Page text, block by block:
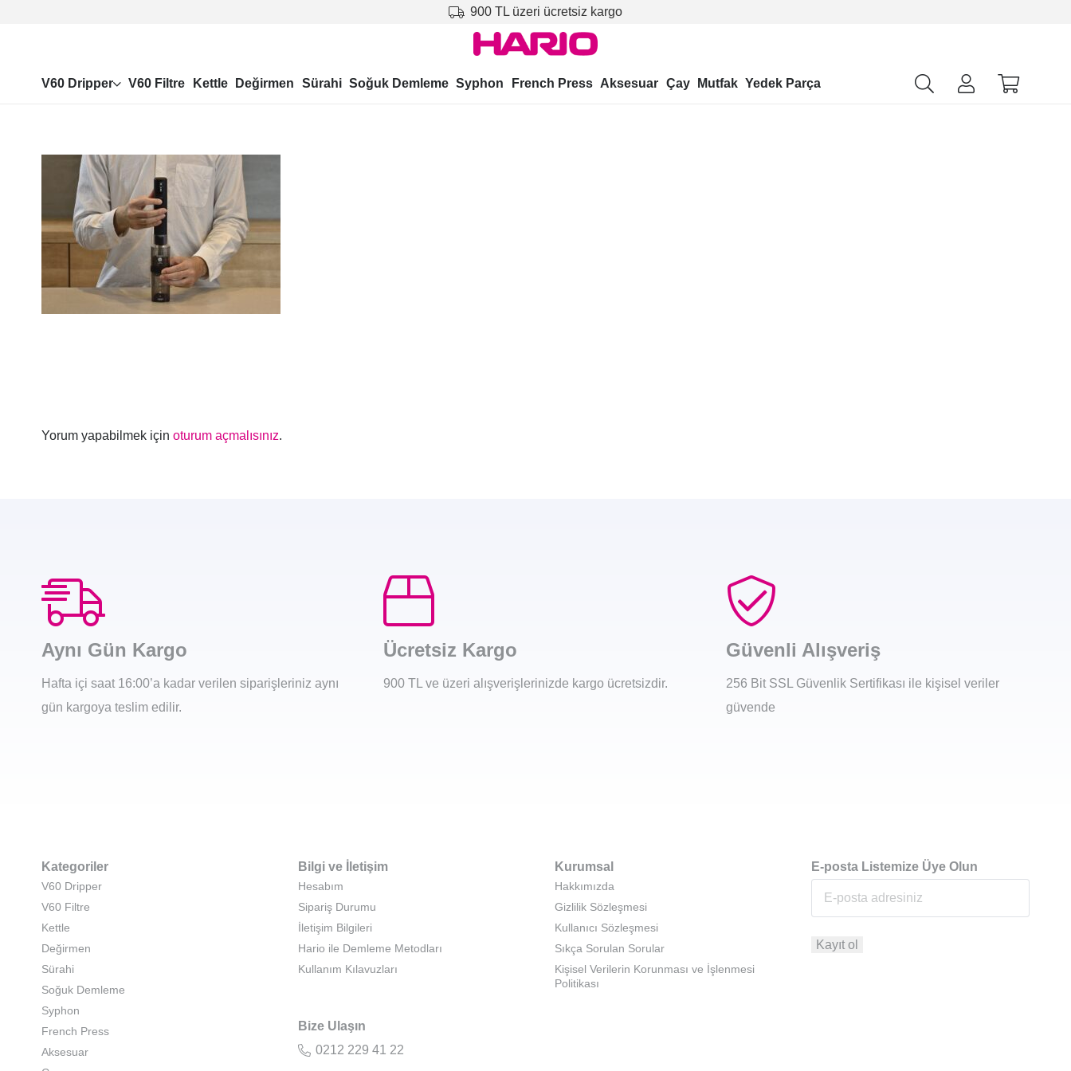
900 TL üzeri ücretsiz kargo
V60 Dripper V60 Filtre Kettle Değirmen Sürahi Soğuk Demleme Syphon French Press Aksesuar Çay Mutfak Yedek Parça
Yorum yapabilmek için oturum açmalısınız.
Aynı Gün Kargo
Hafta içi saat 16:00’a kadar verilen siparişleriniz aynı
gün kargoya teslim edilir.
Ücretsiz Kargo
900 TL ve üzeri alışverişlerinizde kargo ücretsizdir.
Güvenli Alışveriş
256 Bit SSL Güvenlik Sertifikası ile kişisel veriler
güvende
Kategoriler
V60 Dripper
V60 Filtre
Kettle
Değirmen
Sürahi
Soğuk Demleme
Syphon
French Press
Aksesuar
Bilgi ve İletişim
Hesabım
Sipariş Durumu
İletişim Bilgileri
Hario ile Demleme Metodları
Kullanım Kılavuzları
Bize Ulaşın
0212 229 41 22
Kurumsal
Hakkımızda
Gizlilik Sözleşmesi
Kullanıcı Sözleşmesi
Sıkça Sorulan Sorular
Kişisel Verilerin Korunması ve İşlenmesi
Politikası
E-posta Listemize Üye Olun